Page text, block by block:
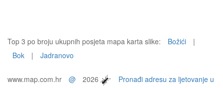
Top 3 po broju ukupnih posjeta mapa karta slike: Božići
|
Bok
| Jadranovo
www.map.com.hr @ 2026
Pronađi adresu za ljetovanje u